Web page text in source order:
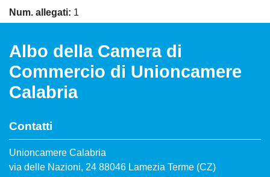
Num. allegati 1
Albo della Camera di
Commercio di Unioncamere
Calabria
Contatti
Unioncamere Calabria
via delle Nazioni, 24 88046 Lamezia Terme (CZ)